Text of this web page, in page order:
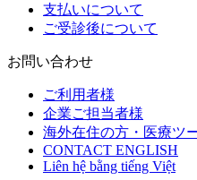
支払いについて
ご受診後について
お問い合わせ
ご利用者様
企業ご担当者様
海外在住の方・医療ツ
CONTACT ENGLISH
Liên hệ bằng tiếng Việt